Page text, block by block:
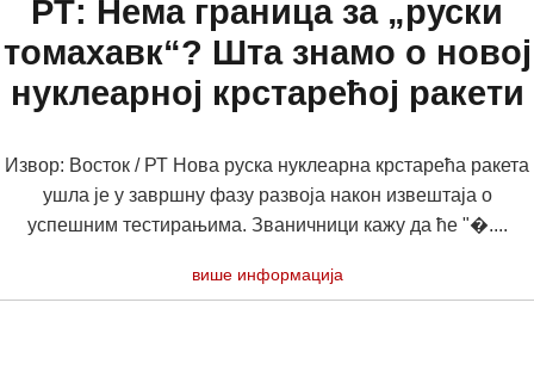
РТ: Нема граница за „руски
томахавк“? Шта знамо о новој
нуклеарној крстарећој ракети
Извор: Восток / РТ Нова руска нуклеарна крстарећа ракета
ушла је у завршну фазу развоја након извештаја о
успешним тестирањима. Званичници кажу да ће "�....
више информација